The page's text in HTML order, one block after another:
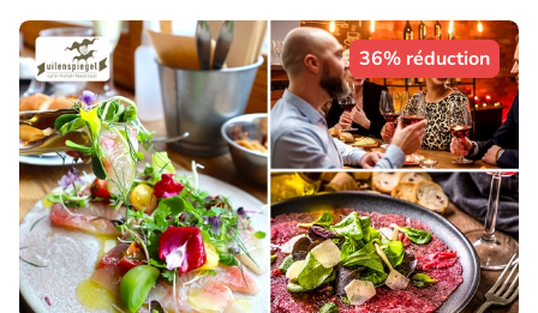
36% réduction